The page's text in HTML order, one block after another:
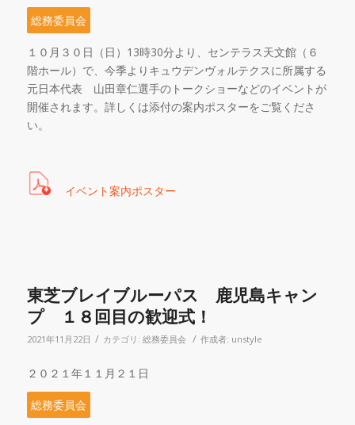
総務委員会
１０月３０日（日） 13時30分より、センテラス天文館（６
階ホール）で、今季よりキュウデンヴォルテクスに所属する
元日本代表 山田章仁選手のトークショーなどのイベントが
開催されます。詳しくは添付の案内ポスターをご覧くださ
い。
イベント案内ポスター
東芝ブレイブルーパス 鹿児島キャン
プ １８回目の歓迎式！
2021年11月22日 / カテゴリ: 総務委員会 / 作成者: unstyle
２０２１年１１月２１日
総務委員会